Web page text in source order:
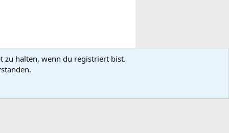
Datenschutz
zu halten, wenn du registriert bist.